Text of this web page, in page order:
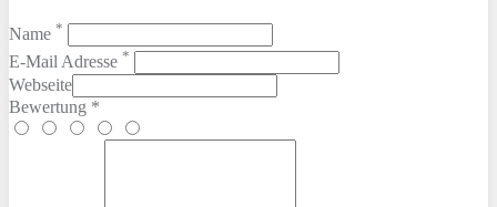
Name *
E-Mail Adresse *
Webseite
Bewertung *